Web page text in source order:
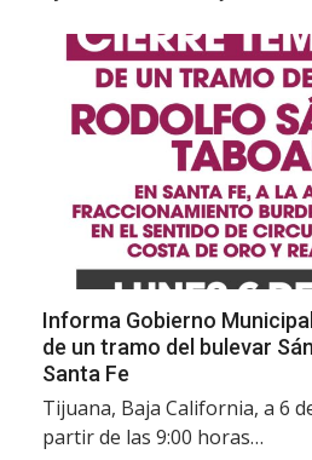
Informa Gobierno
de un tramo del bulevar
Santa Fe
Tijuana, Baja California, a 6
partir de las 9:00 horas…